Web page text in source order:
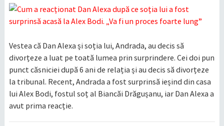
Vestea că Dan Alexa și soția lui, Andrada, au decis să
divorțeze a luat pe toată lumea prin surprindere. Cei doi pun
punct căsniciei după 6 ani de relația și au decis să divorțeze
la tribunal. Recent, Andrada a fost surprinsă ieșind din casa
lui Alex Bodi, fostul soț al Biancăi Drăgușanu, iar Dan Alexa a
avut prima reacție.